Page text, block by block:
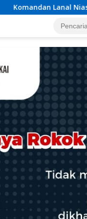
Gubernur Sumut